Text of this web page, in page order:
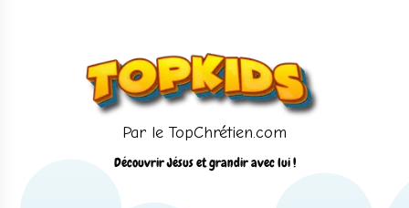
Par le TopChrétien.com
Découvrir Jésus et grandir avec lui !